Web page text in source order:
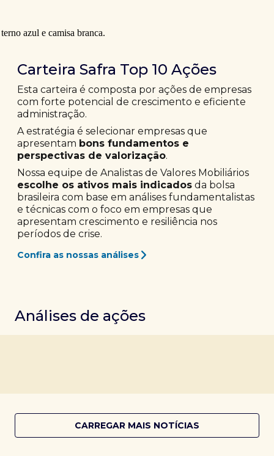
Carteira Safra Top 10 Ações
Esta carteira é composta por ações de empresas
com forte potencial de crescimento e eficiente
administração.
A estratégia é selecionar empresas que
apresentam bons fundamentos e
perspectivas de valorização.
Nossa equipe de Analistas de Valores Mobiliários
escolhe os ativos mais indicados da bolsa
brasileira com base em análises fundamentalistas
e técnicas com o foco em empresas que
apresentam crescimento e resiliência nos
períodos de crise.
Confira as nossas análises
Análises de ações
CARREGAR MAIS NOTÍCIAS